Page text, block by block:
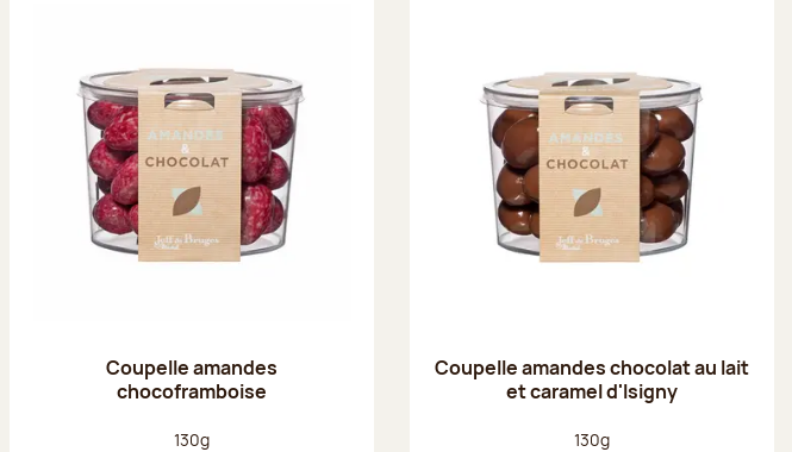
Coupelle amandes
chocoframboise
Poids net :
130g
Coupelle amandes chocolat au lait
et caramel d'Isigny
Poids net :
130g